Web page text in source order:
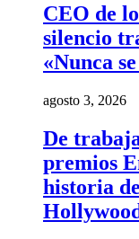
CEO de
silencio
«Nunca
agosto 3, 2026
De
premios
historia